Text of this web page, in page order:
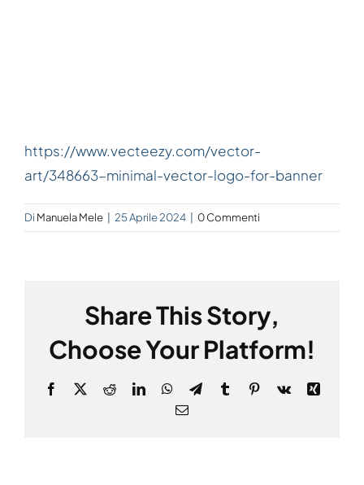
https://www.vecteezy.com/vector-
art/348663-minimal-vector-logo-for-banner
Di Manuela Mele | 25 Aprile 2024 | 0 Commenti
Share This Story,
Choose Your Platform!
Facebook
X RedditLinkedInWhatsApp
TelegramTumblrPinterest
Vk
Xing
Email